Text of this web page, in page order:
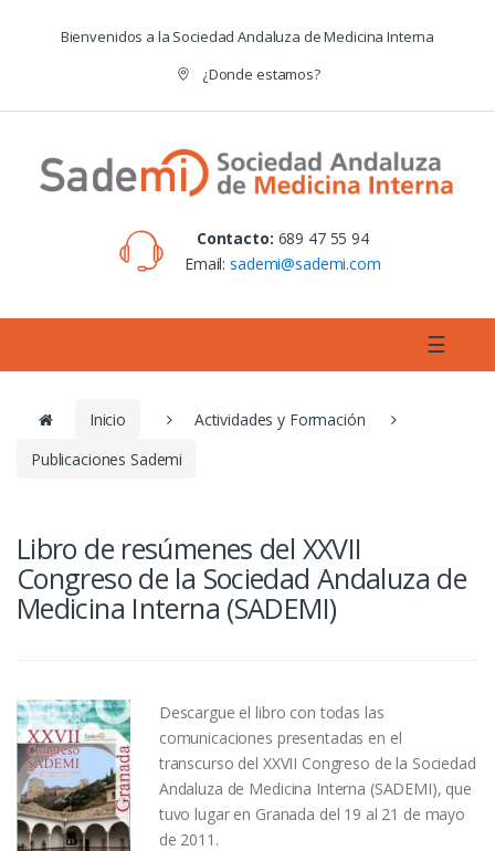
Bienvenidos a la Sociedad Andaluza de Medicina Interna
¿Donde estamos?
Contacto: 689 47 55 94
Email:sademi@sademi.com
☰
Inicio
Actividades y Formación
Publicaciones Sademi
Libro de resúmenes del XXVII
Congreso de la Sociedad Andaluza de
Medicina Interna (SADEMI)
Descargue el libro con todas las
comunicaciones presentadas en el
transcurso del XXVII Congreso de la Sociedad
Andaluza de Medicina Interna (SADEMI), que
tuvo lugar en Granada del 19 al 21 de mayo
de 2011.